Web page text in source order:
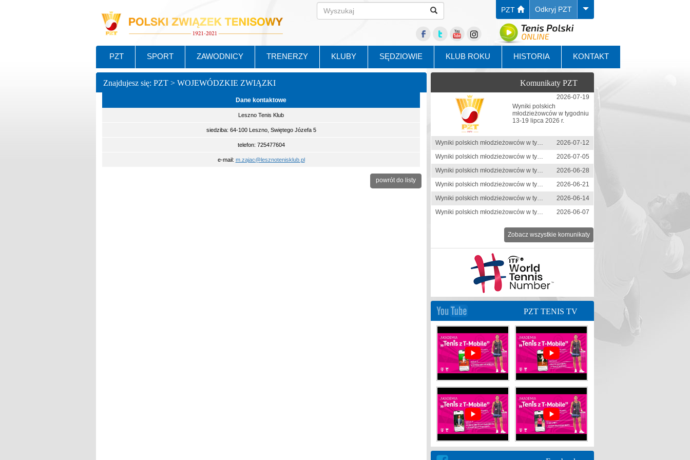
PZT Odkryj PZT
PZT SPORT ZAWODNICY TRENERZY KLUBY SĘDZIOWIE KLUB ROKU HISTORIA KONTAKT
Znajdujesz się: PZT > WOJEWÓDZKIE ZWIĄZKI
Dane kontaktowe
Leszno Tenis Klub
siedziba: 64-100 Leszno, Swiętego Józefa 5
telefon: 725477604
e-mail: m.zajac@lesznotenisklub.pl
powrót do listy
Komunikaty PZT
2026-07-19
Wyniki polskich
młodzieżowców w tygodniu
13-19 lipca 2026 r.
Wyniki polskich młodzieżowców w tygodniu 6-12 lipca 2026 r.
2026-07-12
Wyniki polskich młodzieżowców w tygodniu 29 czerwca-5 lipca 2026 r.
2026-07-05
Wyniki polskich młodzieżowców w tygodniu 22-28 czerwca 2026 r.
2026-06-28
Wyniki polskich młodzieżowców w tygodniu 15-21 czerwca 2026 r.
2026-06-21
Wyniki polskich młodzieżowców w tygodniu 8-14 czerwca 2026 r.
2026-06-14
Wyniki polskich młodzieżowców w tygodniu 1-7 czerwca 2026 r.
2026-06-07
Zobacz wszystkie komunikaty
PZT TENIS TV